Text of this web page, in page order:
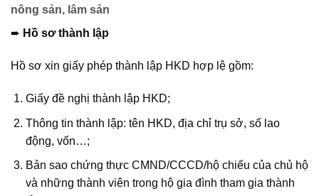
nông sản, lâm sản
➨ Hồ sơ thành lập
Hồ sơ xin giấy phép thành lập HKD hợp lệ gồm:
Giấy đề nghị thành lập HKD;
Thông tin thành lập: tên HKD, địa chỉ trụ sở, số lao
động, vốn…;
Bản sao chứng thực CMND/CCCD/hộ chiếu của chủ hộ
và những thành viên trong hộ gia đình tham gia thành